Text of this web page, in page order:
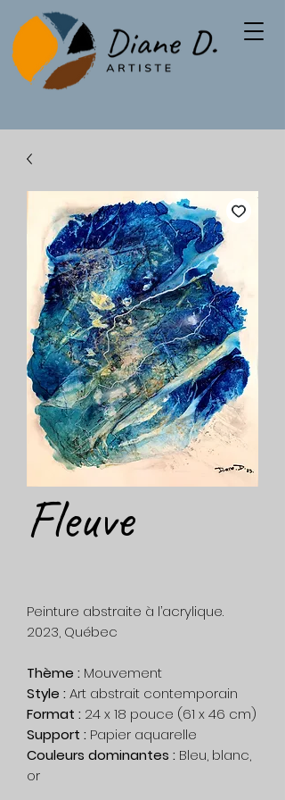
Fleuve
Peinture abstraite à l’acrylique.
2023, Québec
Thème : Mouvement
Style : Art abstrait contemporain
Format : 24 x 18 pouce (61 x 46 cm)
Support : Papier aquarelle
Couleurs dominantes : Bleu, blanc,
or